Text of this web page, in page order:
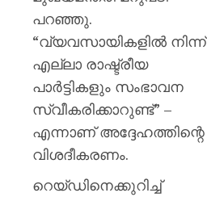
പറഞ്ഞു.
“വ്യവസായികളിൽ നിന്ന്
എല്ലാ രാഷ്ട്രീയ
പാർട്ടികളും സംഭാവന
സ്വീകരിക്കാറുണ്ട്” –
എന്നാണ് അദ്ദേഹത്തിന്റെ
വിശദീകരണം.
റെയ്ഡിനെക്കുറിച്ച്